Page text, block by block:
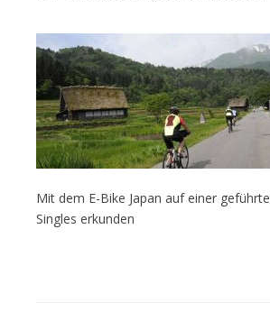
Mit dem E-Bike Japan auf einer
Singles erkunden